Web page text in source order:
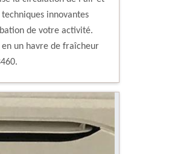
innovantes
de votre activité.
un havre de fraîcheur